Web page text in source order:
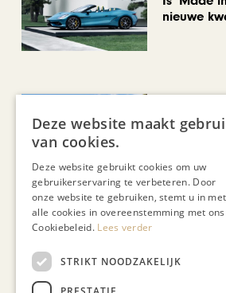
nieuwe
CHAPEAU TV
KUNST &
Deze website maakt
van cookies.
Deze website gebruikt cookies om uw
gebruikerservaring te verbeteren. Door
onze website te gebruiken, stemt u in met
alle cookies in overeenstemming met ons
Cookiebeleid. Lees verder
STRIKT NOODZAKELIJK